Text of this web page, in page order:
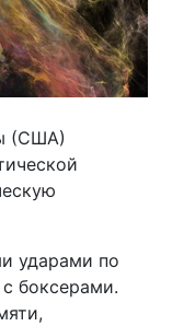
(США)
ударами по
боксерами.